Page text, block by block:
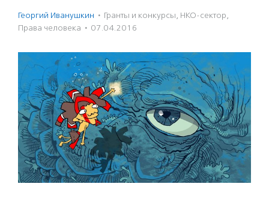
Георгий Иванушкин · Гранты и конкурсы, НКО-сектор,
Права человека · 07.04.2016